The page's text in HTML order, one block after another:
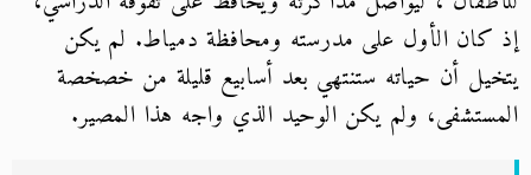
إذ كان الأول على مدرسته ومحافظة دمياط. لم يكن
يتخيل أن حياته ستنتهي بعد أسابيع قليلة من خصخصة
المستشفى، ولم يكن الوحيد الذي واجه هذا المصير.